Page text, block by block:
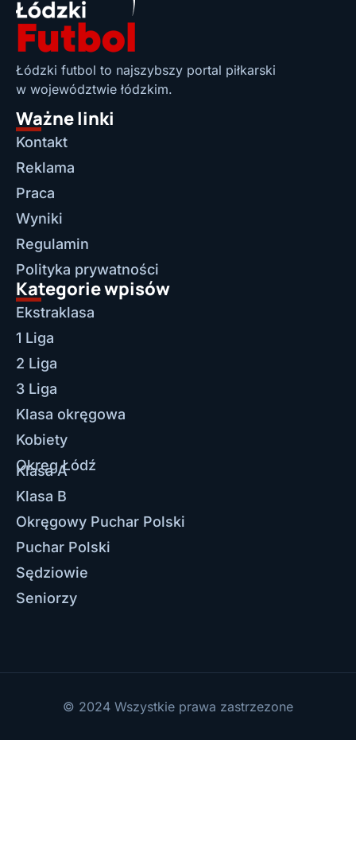
Łódzki futbol to najszybszy portal piłkarski
w województwie łódzkim.
Ważne linki
Kontakt
Reklama
Praca
Wyniki
Regulamin
Polityka prywatności
Kategorie wpisów
Ekstraklasa
1 Liga
2 Liga
3 Liga
Klasa okręgowa
Kobiety
Okręg Łódź
Klasa A
Klasa B
Okręgowy Puchar Polski
Puchar Polski
Sędziowie
Seniorzy
© 2024 Wszystkie prawa zastrzezone